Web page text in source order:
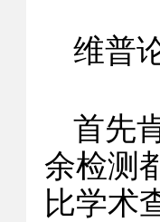
维普
首先
余检测
比学术